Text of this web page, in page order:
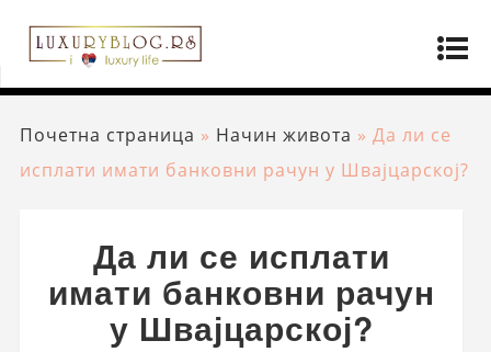
Почетна страница » Начин живота » Да ли се
исплати имати банковни рачун у Швајцарској?
Да ли се исплати
имати банковни рачун
у Швајцарској?